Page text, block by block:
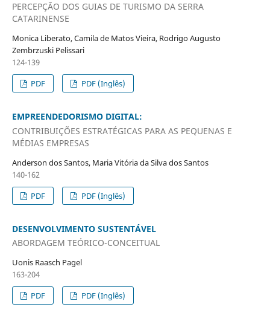
PERCEPÇÃO DOS GUIAS DE TURISMO DA SERRA
CATARINENSE
Monica Liberato, Camila de Matos Vieira, Rodrigo Augusto
Zembrzuski Pelissari
124-139
PDF
PDF (Inglês)
EMPREENDEDORISMO DIGITAL:
CONTRIBUIÇÕES ESTRATÉGICAS PARA AS PEQUENAS E
MÉDIAS EMPRESAS
Anderson dos Santos, Maria Vitória da Silva dos Santos
140-162
PDF
PDF (Inglês)
DESENVOLVIMENTO SUSTENTÁVEL
ABORDAGEM TEÓRICO-CONCEITUAL
Uonis Raasch Pagel
163-204
PDF
PDF (Inglês)